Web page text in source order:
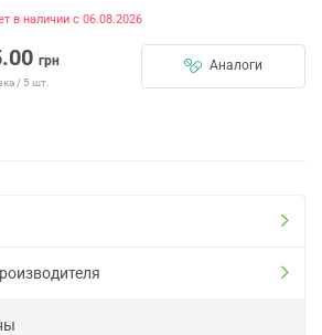
в наличии с 06.08.2026
грн
/ 5 шт.
Аналоги